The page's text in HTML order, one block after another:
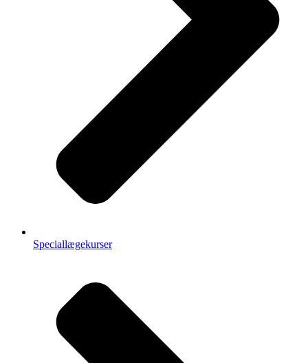
Speciallægekurser